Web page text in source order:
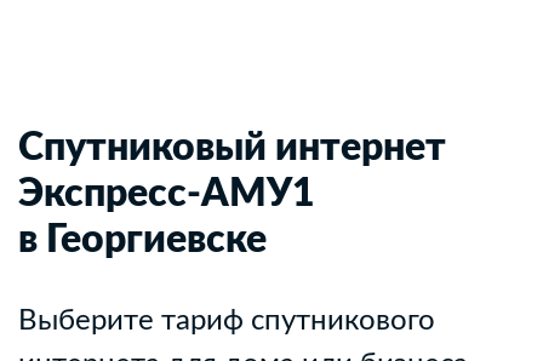
Спутниковый интернет
Экспресс-АМУ1
в Георгиевске
Выберите тариф спутникового